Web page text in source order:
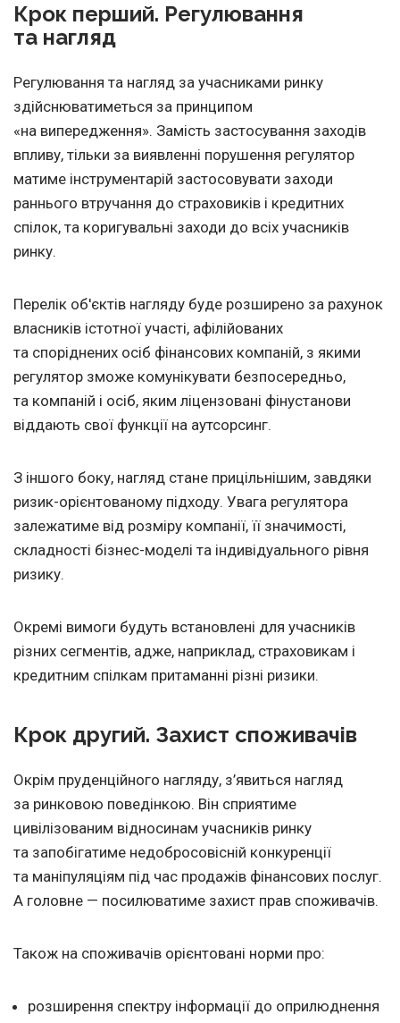
Крок перший. Регулювання
та нагляд
Регулювання та нагляд за учасниками ринку
здійснюватиметься за принципом
«на випередження». Замість застосування заходів
впливу, тільки за виявленні порушення регулятор
матиме інструментарій застосовувати заходи
раннього втручання до страховиків і кредитних
спілок, та коригувальні заходи до всіх учасників
ринку.
Перелік об'єктів нагляду буде розширено за рахунок
власників істотної участі, афілійованих
та споріднених осіб фінансових компаній, з якими
регулятор зможе комунікувати безпосередньо,
та компаній і осіб, яким ліцензовані фінустанови
віддають свої функції на аутсорсинг.
З іншого боку, нагляд стане прицільнішим, завдяки
ризик-орієнтованому підходу. Увага регулятора
залежатиме від розміру компанії, її значимості,
складності бізнес-моделі та індивідуального рівня
ризику.
Окремі вимоги будуть встановлені для учасників
різних сегментів, адже, наприклад, страховикам і
кредитним спілкам притаманні різні ризики.
Крок другий. Захист споживачів
Окрім пруденційного нагляду, з’явиться нагляд
за ринковою поведінкою. Він сприятиме
цивілізованим відносинам учасників ринку
та запобігатиме недобросовісній конкуренції
та маніпуляціям під час продажів фінансових послуг.
А головне — посилюватиме захист прав споживачів.
Також на споживачів орієнтовані норми про:
розширення спектру інформації до оприлюднення